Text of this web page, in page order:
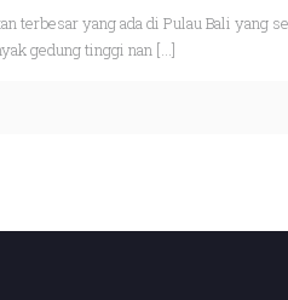
terbesar yang ada di Pulau Bali yang
gedung tinggi nan[…]